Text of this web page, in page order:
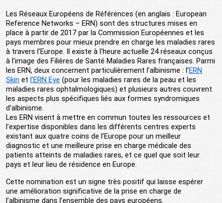
Les Réseaux Européens de Références (en anglais : European
Reference Networks – ERN) sont des structures mises en
place à partir de 2017 par la Commission Européennes et les
pays membres pour mieux prendre en charge les maladies rares
à travers l’Europe. Il existe à l’heure actuelle 24 réseaux conçus
à l’image des Filières de Santé Maladies Rares françaises. Parmi
les ERN, deux concernent particulièrement l’albinisme : l’ERN
Skin et l’ERN Eye (pour les maladies rares de la peau et les
maladies rares ophtalmologiques) et plusieurs autres couvrent
les aspects plus spécifiques liés aux formes syndromiques
d’albinisme.
Les ERN visent à mettre en commun toutes les ressources et
l’expertise disponibles dans les différents centres experts
existant aux quatre coins de l’Europe pour un meilleur
diagnostic et une meilleure prise en charge médicale des
patients atteints de maladies rares, et ce quel que soit leur
pays et leur lieu de résidence en Europe.
Cette nomination est un signe très positif qui laisse espérer
une amélioration significative de la prise en charge de
l’albinisme dans l’ensemble des pays européens.